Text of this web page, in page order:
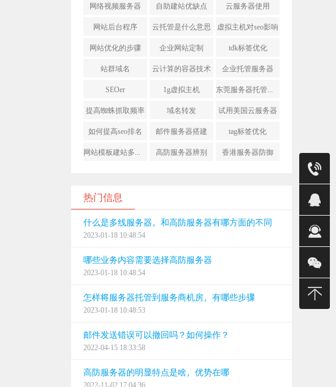
网络视频服务器 自助建站优缺点 云服务器使用
网站后台程序 云托管是什么意思 虚拟主机对seo影响
网站优化的步骤 企业网站定制 tdk标签优化
站群域名 云计算的容器技术 企业托管服务器
SEOer 1g虚拟主机
提高蜘蛛抓取频率 域名转发 试用美国云服务器
如何提高seo排名 邮件服务器搭建 tag标签优化
高防服务器辨别 香港服务器防御
热门信息
什么是多线服务器，和高防服务器有哪方面的不同
2023-01-18 10:48:54
哪些业务内容需要选择高防服务器
2023-01-18 10:48:54
怎样将服务器托管到服务商机房，有哪些步骤
2023-01-18 10:48:53
邮件发送错误可以撤回吗？如何操作？
2022-04-15 18:33:58
高防服务器的明显特点是啥，优势在哪
2022-11-02 17:04:36
售前
销售（明
销售(平)
销售(莹)
销售(强)